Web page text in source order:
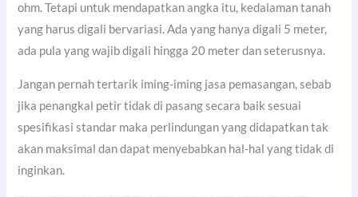
ohm. Tetapi untuk mendapatkan angka itu, kedalaman tanah
yang harus digali bervariasi. Ada yang hanya digali 5 meter,
ada pula yang wajib digali hingga 20 meter dan seterusnya.
Jangan pernah tertarik iming-iming jasa pemasangan, sebab
jika penangkal petir tidak di pasang secara baik sesuai
spesifikasi standar maka perlindungan yang didapatkan tak
akan maksimal dan dapat menyebabkan hal-hal yang tidak di
inginkan.